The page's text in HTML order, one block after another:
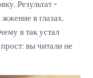
Результат -
в глазах.
я так устал
вы читали не